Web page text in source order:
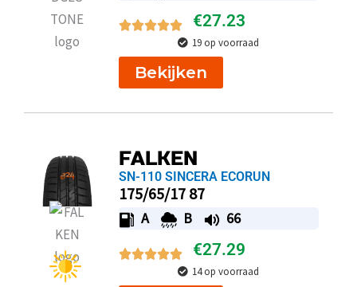
€27.23
19 op voorraad
Bekijken
FALKEN
SN-110 SINCERA ECORUN
175/65/17 87
A B 66
€27.29
14 op voorraad